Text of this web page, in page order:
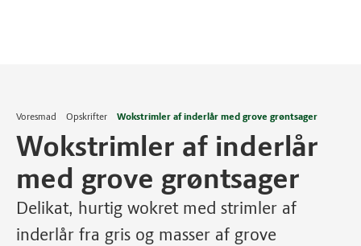
Voresmad Opskrifter Wokstrimler af inderlår med grove grøntsager
Wokstrimler af inderlår
med grove grøntsager
Delikat, hurtig wokret med strimler af
inderlår fra gris og masser af grove